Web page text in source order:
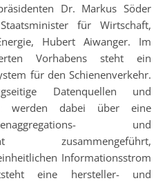
Dr. Markus Söder
für Wirtschaft,
Hubert Aiwanger. Im
Vorhabens steht ein
für den Schienenverkehr.
Datenquellen und
werden dabei über eine
und
zusammengeführt,
Informationsstrom
eine hersteller- und